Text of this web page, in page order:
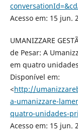
Acesso em: 15 jun.
UMANIZZARE
de Pesar: A
em quatro
Disponível em:
<http://
a-umanizzare-
quatro-unidades-
Acesso em: 15 jun.